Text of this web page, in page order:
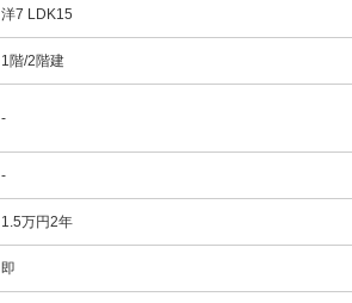
洋7 LDK15
1階/2階建
-
-
1.5万円2年
即